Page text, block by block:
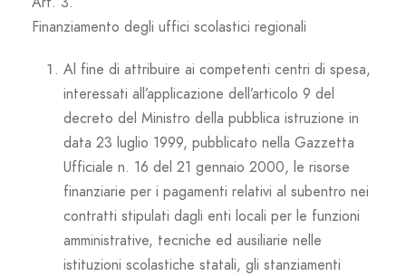
Finanziamento degli uffici scolastici regionali
Al fine di attribuire ai competenti centri di spesa,
interessati all’applicazione dell’articolo 9 del
decreto del Ministro della pubblica istruzione in
data 23 luglio 1999, pubblicato nella Gazzetta
Ufficiale n. 16 del 21 gennaio 2000, le risorse
finanziarie per i pagamenti relativi al subentro nei
contratti stipulati dagli enti locali per le funzioni
amministrative, tecniche ed ausiliarie nelle
istituzioni scolastiche statali, gli stanziamenti